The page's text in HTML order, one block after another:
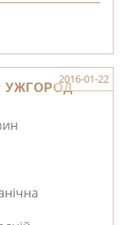
УЖГОРОД
2016-01-22